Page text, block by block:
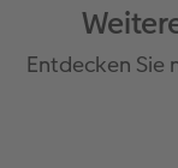
Entdecken Sie